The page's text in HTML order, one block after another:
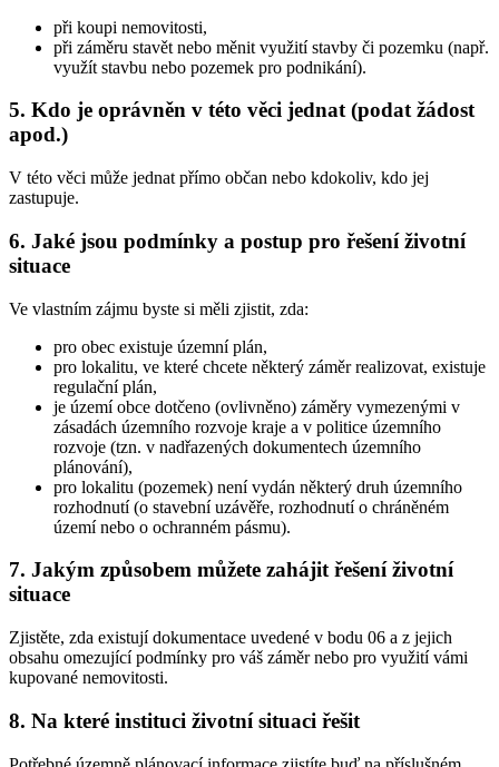
při koupi nemovitosti,
při záměru stavět nebo měnit využití stavby či pozemku (např.
využít stavbu nebo pozemek pro podnikání).
5. Kdo je oprávněn v této věci jednat (podat žádost
apod.)
V této věci může jednat přímo občan nebo kdokoliv, kdo jej
zastupuje.
6. Jaké jsou podmínky a postup pro řešení životní
situace
Ve vlastním zájmu byste si měli zjistit, zda:
pro obec existuje územní plán,
pro lokalitu, ve které chcete některý záměr realizovat, existuje
regulační plán,
je území obce dotčeno (ovlivněno) záměry vymezenými v
zásadách územního rozvoje kraje a v politice územního
rozvoje (tzn. v nadřazených dokumentech územního
plánování),
pro lokalitu (pozemek) není vydán některý druh územního
rozhodnutí (o stavební uzávěře, rozhodnutí o chráněném
území nebo o ochranném pásmu).
7. Jakým způsobem můžete zahájit řešení životní
situace
Zjistěte, zda existují dokumentace uvedené v bodu 06 a z jejich
obsahu omezující podmínky pro váš záměr nebo pro využití vámi
kupované nemovitosti.
8. Na které instituci životní situaci řešit